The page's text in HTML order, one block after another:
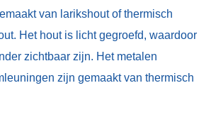
van larikshout of thermisch
Het hout is licht gegroefd, waardoor
zichtbaar zijn. Het metalen
zijn gemaakt van thermisch